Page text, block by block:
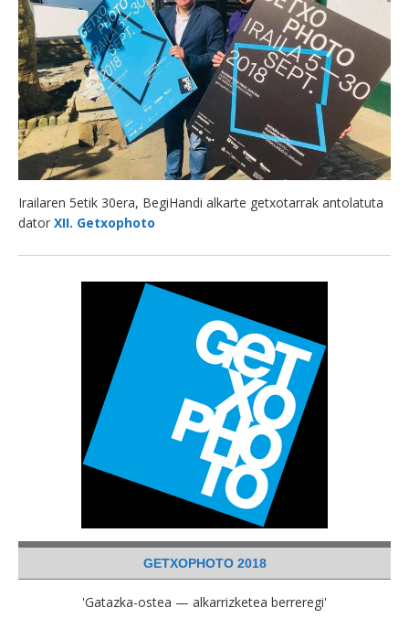
Irailaren 5etik 30era, BegiHandi alkarte getxotarrak antolatuta
dator XII. Getxophoto
GETXOPHOTO 2018
'Gatazka-ostea — alkarrizketea berreregi'